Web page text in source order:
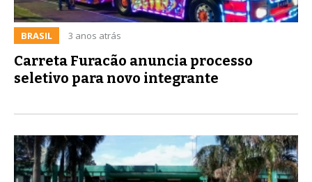
BRASIL 3 anos atrás
Carreta Furacão anuncia processo
seletivo para novo integrante